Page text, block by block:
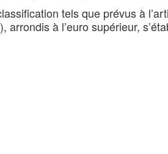
tels que prévus à
à l’euro supérieur,